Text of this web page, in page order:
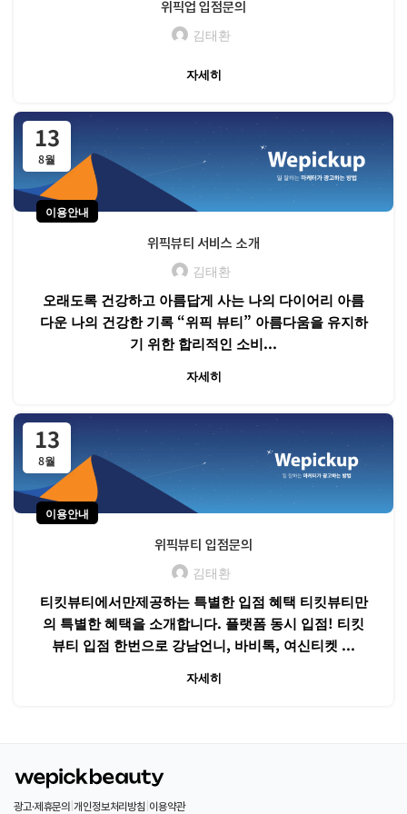
위픽업 입점문의
김태환
자세히
13
8월
이용안내
위픽뷰티 서비스 소개
김태환
오래도록 건강하고 아름답게 사는 나의 다이어리 아름
다운 나의 건강한 기록 “위픽 뷰티” 아름다움을 유지하
기 위한 합리적인 소비...
자세히
13
8월
이용안내
위픽뷰티 입점문의
김태환
티킷뷰티에서만제공하는 특별한 입점 혜택 티킷뷰티만
의 특별한 혜택을 소개합니다. 플랫폼 동시 입점! 티킷
뷰티 입점 한번으로 강남언니, 바비톡, 여신티켓 ...
자세히
광고·제휴문의 |개인정보처리방침 이용약관